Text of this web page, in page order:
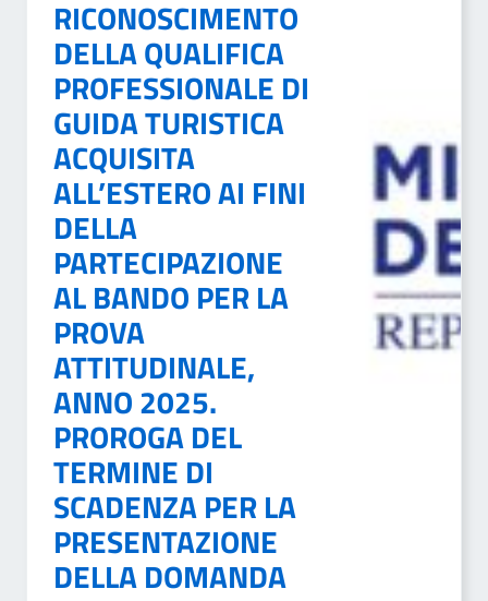
RICONOSCIMENTO
DELLA QUALIFICA
PROFESSIONALE DI
GUIDA TURISTICA
ACQUISITA
ALL’ESTERO AI FINI
DELLA
PARTECIPAZIONE
AL BANDO PER LA
PROVA
ATTITUDINALE,
ANNO 2025.
PROROGA DEL
TERMINE DI
SCADENZA PER LA
PRESENTAZIONE
DELLA DOMANDA